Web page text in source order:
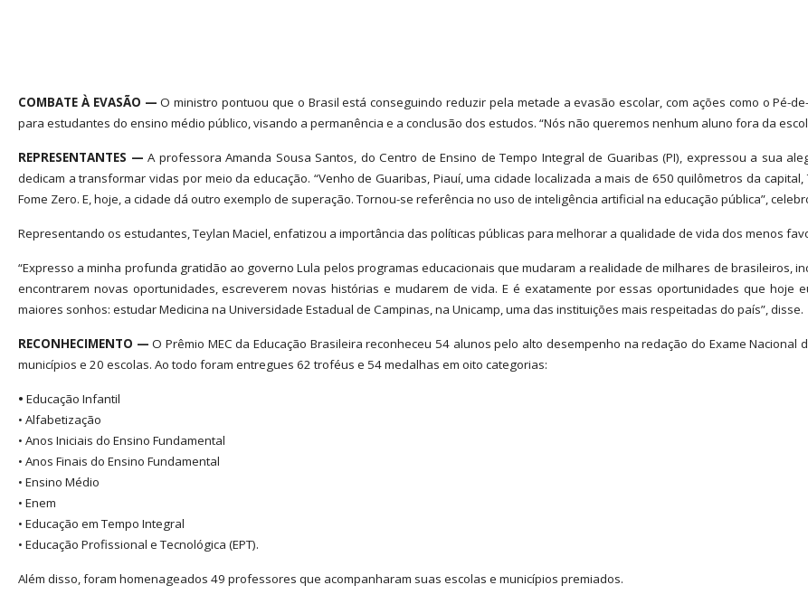
COMBATE À EVASÃO —O ministro pontuou que o Brasil está conseguindo reduzir pela metade a evasão escolar, com ações como o Pé-
para estudantes do ensino médio público, visando a permanência e a conclusão dos estudos. “Nós não queremos nenhum aluno fora da
REPRESENTANTES — A professora Amanda Sousa Santos, do Centro de Ensino de Tempo Integral de Guaribas (PI), expressou a sua
dedicam a transformar vidas por meio da educação. “Venho de Guaribas, Piauí, uma cidade localizada a mais de 650 quilômetros da
Fome Zero. E, hoje, a cidade dá outro exemplo de superação. Tornou-se referência no uso de inteligência artificial na educação pública”,
Representando os estudantes, Teylan Maciel, enfatizou a importância das políticas públicas para melhorar a qualidade de vida dos menos
“Expresso a minha profunda gratidão ao governo Lula pelos programas educacionais que mudaram a realidade de milhares de brasileiros,
encontrarem novas oportunidades, escreverem novas histórias e mudarem de vida. E é exatamente por essas oportunidades que
maiores sonhos: estudar Medicina na Universidade Estadual de Campinas, na Unicamp, uma das instituições mais respeitadas do país”, disse.
RECONHECIMENTO —O Prêmio MEC da Educação Brasileira reconheceu 54 alunos pelo alto desempenho na redação do Exame
municípios e 20 escolas. Ao todo foram entregues 62 troféus e 54 medalhas em oito categorias:
• Educação Infantil
• Alfabetização
• Anos Iniciais do Ensino Fundamental
• Anos Finais do Ensino Fundamental
• Ensino Médio
• Enem
• Educação em Tempo Integral
• Educação Profissional e Tecnológica (EPT).
Além disso, foram homenageados 49 professores que acompanharam suas escolas e municípios premiados.